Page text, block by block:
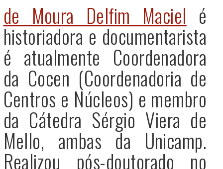
de Moura Delfim Maciel é
historiadora e documentarista
é atualmente Coordenadora
da Cocen (Coordenadoria de
Centros e Núcleos) e membro
da Cátedra Sérgio Viera de
Mello, ambas da Unicamp.
Realizou pós-doutorado no